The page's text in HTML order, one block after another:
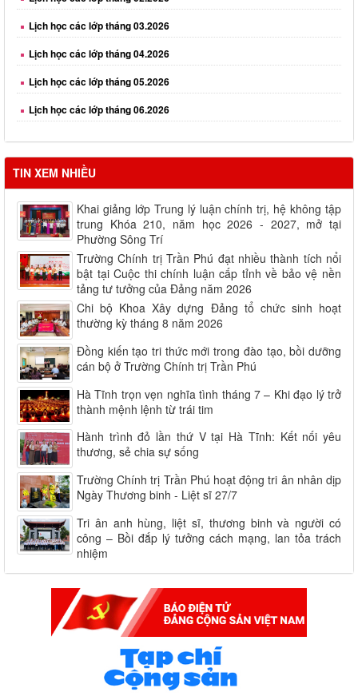
TIN XEM NHIỀU
Khai giảng lớp Trung lý luận chính trị, hệ không tập
trung Khóa 210, năm học 2026 - 2027, mở tại
Phường Sông Trí
Trường Chính trị Trần Phú đạt nhiều thành tích nổi
bật tại Cuộc thi chính luận cấp tỉnh về bảo vệ nền
tảng tư tưởng của Đảng năm 2026
Chi bộ Khoa Xây dựng Đảng tổ chức sinh hoạt
thường kỳ tháng 8 năm 2026
Đồng kiến tạo tri thức mới trong đào tạo, bồi dưỡng
cán bộ ở Trường Chính trị Trần Phú
Hà Tĩnh trọn vẹn nghĩa tình tháng 7 – Khi đạo lý trở
thành mệnh lệnh từ trái tim
Hành trình đỏ lần thứ V tại Hà Tĩnh: Kết nối yêu
thương, sẻ chia sự sống
Trường Chính trị Trần Phú hoạt động tri ân nhân dịp
Ngày Thương binh - Liệt sĩ 27/7
Tri ân anh hùng, liệt sĩ, thương binh và người có
công – Bồi đắp lý tưởng cách mạng, lan tỏa trách
nhiệm